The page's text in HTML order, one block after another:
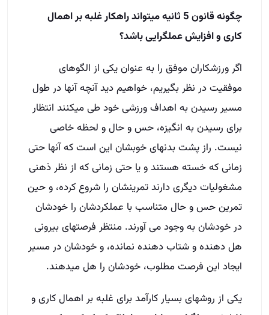
چگونه قانون 5 ثانیه میتواند راهکار غلبه بر اهمال
کاری و افزایش عملگرایی باشد؟
اگر ورزشکاران موفق را به عنوان یکی از الگوهای
موفقیت در نظر بگیریم، خواهیم دید آنچه آنها در طول
مسیر رسیدن به اهداف ورزشی خود طی میکنند انتظار
برای رسیدن به انگیزه، حس و حال و لحظه خاصی
نیست. راز پشت بدنهای خوبشان این است که آنها حتی
زمانی که خسته هستند و یا حتی زمانی که از نظر ذهنی
مشغولیات دیگری دارند تمرینشان را شروع کرده، و حین
تمرین حس و حال متناسب با عملکردشان را خودشان
در خودشان به وجود می آورند. منتظر فرصتهای بیرونی
هل دهنده و شتاب دهنده نمانده، و خودشان در مسیر
ایجاد این فرصت مطلوب، خودشان را هل میدهند.
یکی از روشهای بسیار کارآمد برای غلبه بر اهمال کاری و